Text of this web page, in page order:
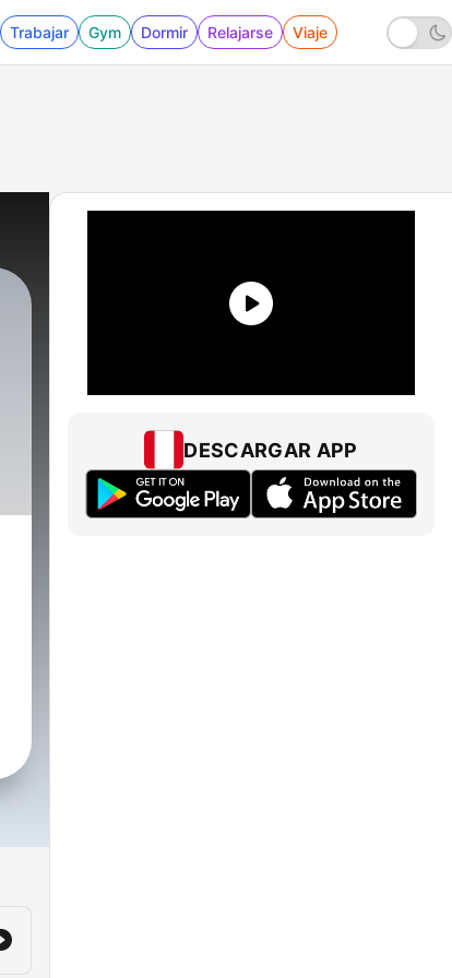
Trabajar Gym Dormir Relajarse Viaje
DESCARGAR APP